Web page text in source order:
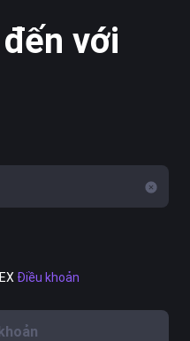
với
Điều khoản